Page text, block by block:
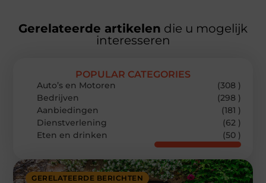
Gerelateerde artikelen die u mogelijk
interesseren
GERELATEERDE BERICHTEN
POPULAR CATEGORIES
Auto’s en Motoren
(308 )
Bedrijven
(298 )
Aanbiedingen
(181 )
Dienstverlening
(62 )
Eten en drinken
(50 )